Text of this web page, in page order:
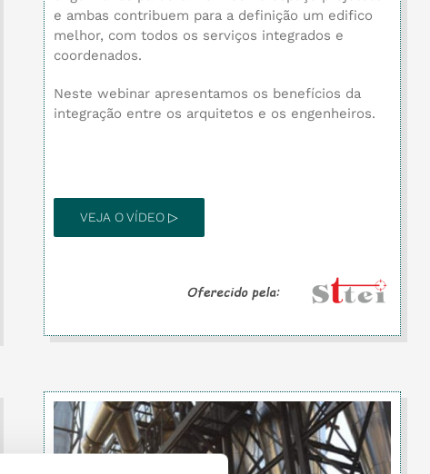
e ambas contribuem para a definição um edifico
melhor, com todos os serviços integrados e
coordenados.
Neste webinar apresentamos os benefícios da
integração entre os arquitetos e os engenheiros.
VEJA O VÍDEO ▷